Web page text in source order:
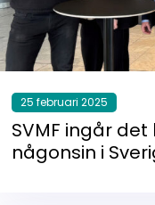
25 februari 2025
SVMF ingår
någonsin i